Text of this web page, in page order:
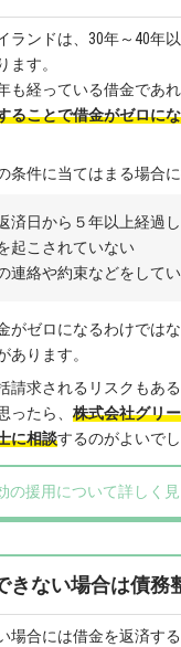
ランドは、30年～40年
ます。
も経っている借金であれ
ることで借金がゼロに
条件に当てはまる場合に
済日から５年以上経過
起こされていない
連絡や約束などをして
がゼロになるわけでは
あります。
請求されるリスクもあ
ったら、 株式会社グリ
に相談するのがよいでし
の援用について詳しく見
きない場合は債務
場合には借金を返済す